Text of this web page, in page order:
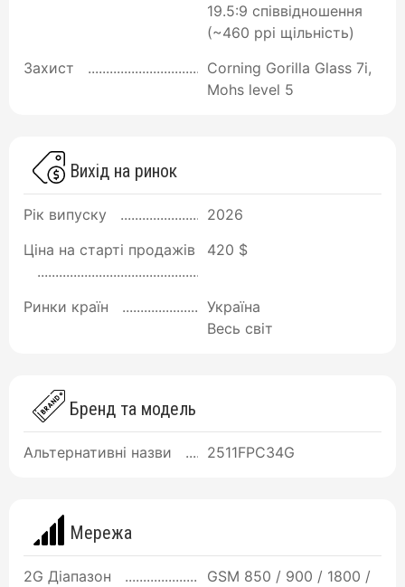
19.5:9 співвідношення
(~460 ppi щільність)
Захист
Corning Gorilla Glass 7i,
Mohs level 5
Вихід на ринок
Рік випуску
2026
Ціна на старті продажів
420 $
Ринки країн
Україна
Весь світ
Бренд та модель
Альтернативні назви 2511FPC34G
Мережа
2G Діапазон
GSM 850 / 900 / 1800 /